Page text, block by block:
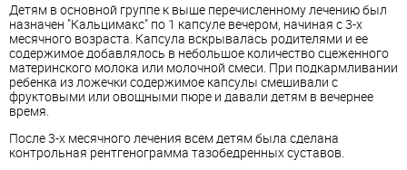
Детям в основной группе к выше перечисленному лечению был
назначен "Кальцимакс" по 1 капсуле вечером, начиная с 3-х
месячного возраста. Капсула вскрывалась родителями и ее
содержимое добавлялось в небольшое количество сцеженного
материнского молока или молочной смеси. При подкармливании
ребенка из ложечки содержимое капсулы смешивали с
фруктовыми или овощными пюре и давали детям в вечернее
время.
После 3-х месячного лечения всем детям была сделана
контрольная рентгенограмма тазобедренных суставов.